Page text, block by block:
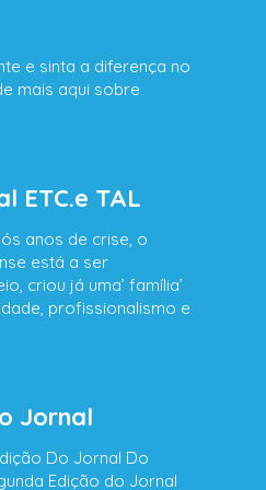
de Medicação;
Personalizadas;
– Serviço
de confiança
ou seja, os nossos
e sinta a diferença no
mais aqui sobre
ETC.e TAL
anos de crise, o
está a ser
criou já uma’ família’
profissionalismo e
Jornal
Do Jornal Do
Edição do Jornal